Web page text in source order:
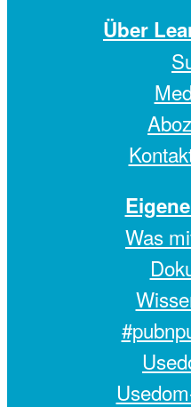
Über
Was